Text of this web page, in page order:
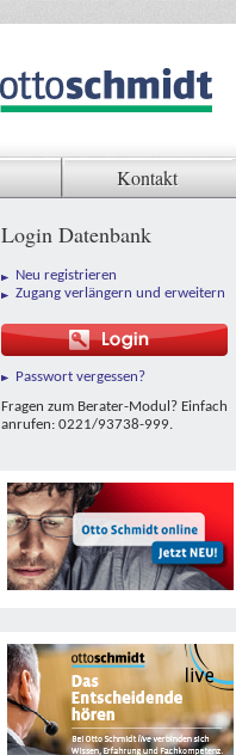
Kontakt
Login Datenbank
Neu registrieren
Zugang verlängern und erweitern
Passwort vergessen?
Fragen zum Berater-Modul? Einfach
anrufen: 0221/93738-999.